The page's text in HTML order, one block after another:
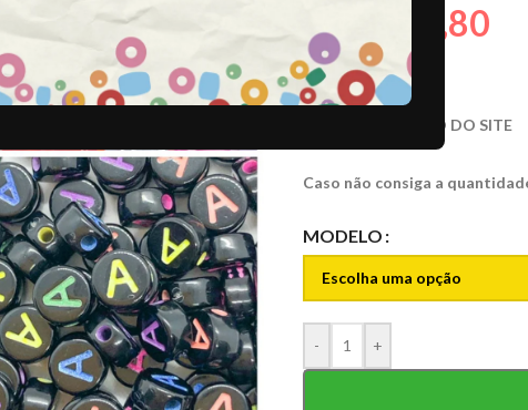
R$6,00 3,80
CÓD:48482
PREÇO EXCLUSIVO DO SITE
Caso não consiga a
MODELO
- +